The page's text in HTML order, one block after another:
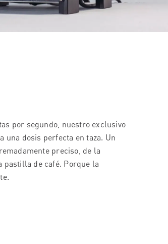
por segundo, nuestro exclusivo
una dosis perfecta en taza. Un
preciso, de la
pastilla de café. Porque la